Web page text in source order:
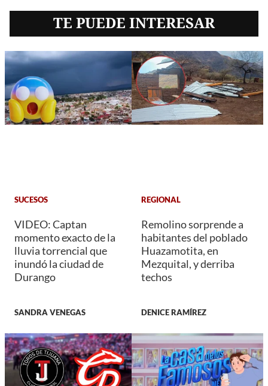
TE PUEDE INTERESAR
SUCESOS
VIDEO: Captan
momento exacto de la
lluvia torrencial que
inundó la ciudad de
Durango
SANDRA VENEGAS
REGIONAL
Remolino sorprende a
habitantes del poblado
Huazamotita, en
Mezquital, y derriba
techos
DENICE RAMÍREZ